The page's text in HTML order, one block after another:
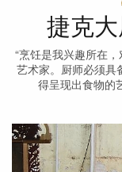
捷克
“烹饪是我兴趣所在
艺术家。厨师必须具
得呈现出食物的